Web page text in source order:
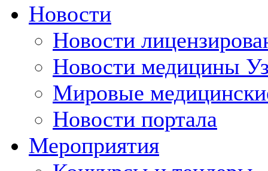
Новости
Новости
Новости медицины
Мировые
Новости портала
Мероприятия